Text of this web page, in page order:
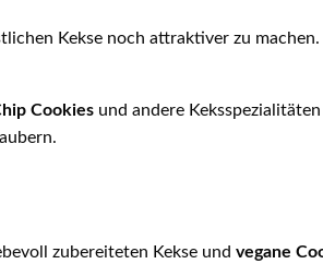
Kekse noch attraktiver zu machen.
Cookies und andere
zubereiteten Kekse und vegane